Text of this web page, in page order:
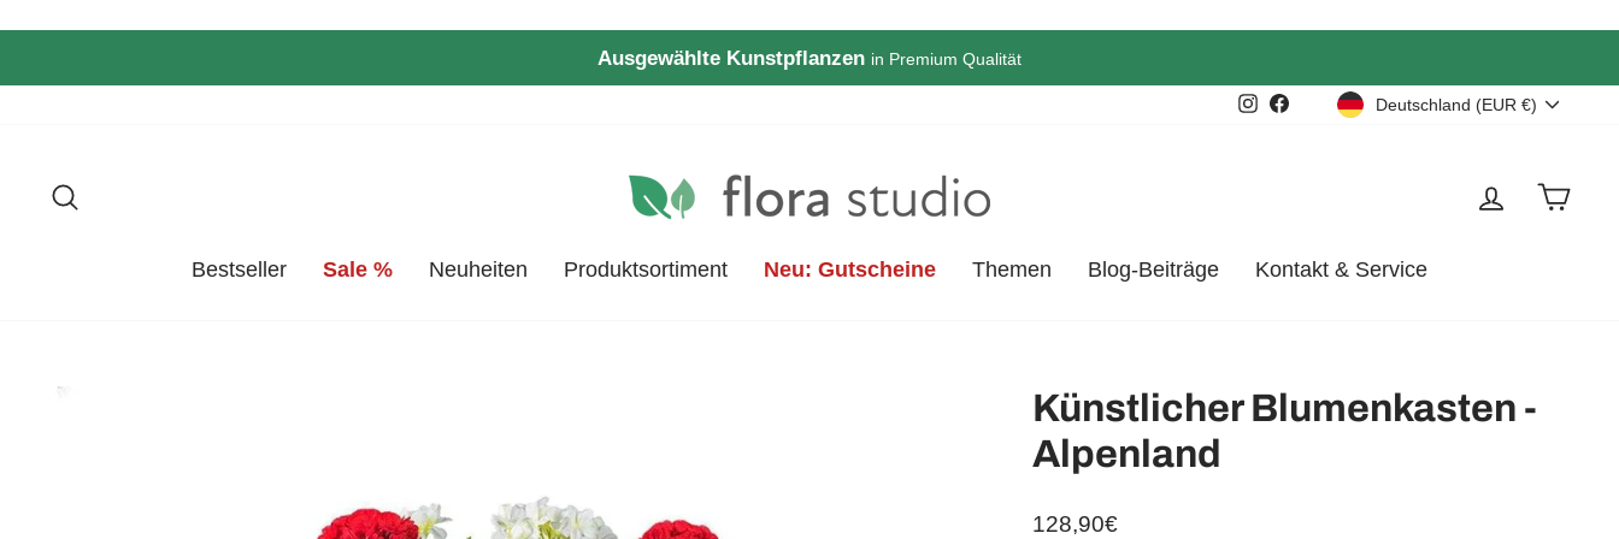
Pause
Ausgewählte Kunstpflanzen in Premium Qualität
InstagramFacebookWährung
Deutschland (EUR €)
Einloggen
Bestseller Sale % Neuheiten Produktsortiment Neu: Gutscheine Themen Blog-Beiträge Kontakt & Service
Künstlicher Blumenkasten -
Alpenland
Normaler
128,90€